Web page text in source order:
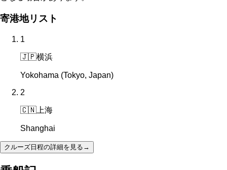
寄港地リスト
1
🇯🇵横浜
Yokohama (Tokyo, Japan)
2
🇨🇳 上海
Shanghai
クルーズ日程の詳細を見る →